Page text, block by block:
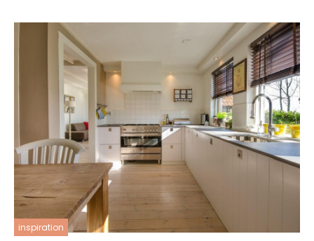
inspiration